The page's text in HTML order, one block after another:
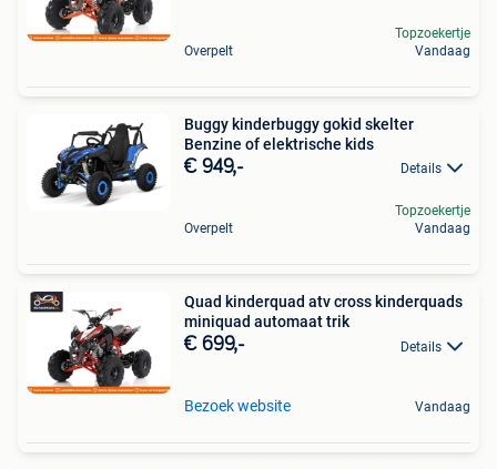
Overpelt
Topzoekertje
Vandaag
Buggy kinderbuggy gokid skelter
Benzine of elektrische kids
€ 949,- Details
Overpelt
Topzoekertje
Vandaag
Quad kinderquad atv cross kinderquads
miniquad automaat trik
€ 699,- Details
Bezoek website Vandaag